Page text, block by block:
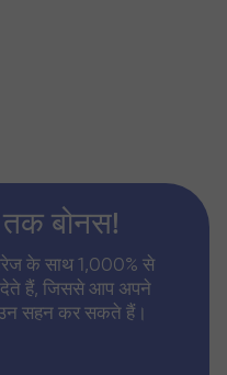
तक बोनस!
के साथ 1,000% से
हैं, जिससे आप अपने
सहन कर सकते हैं।